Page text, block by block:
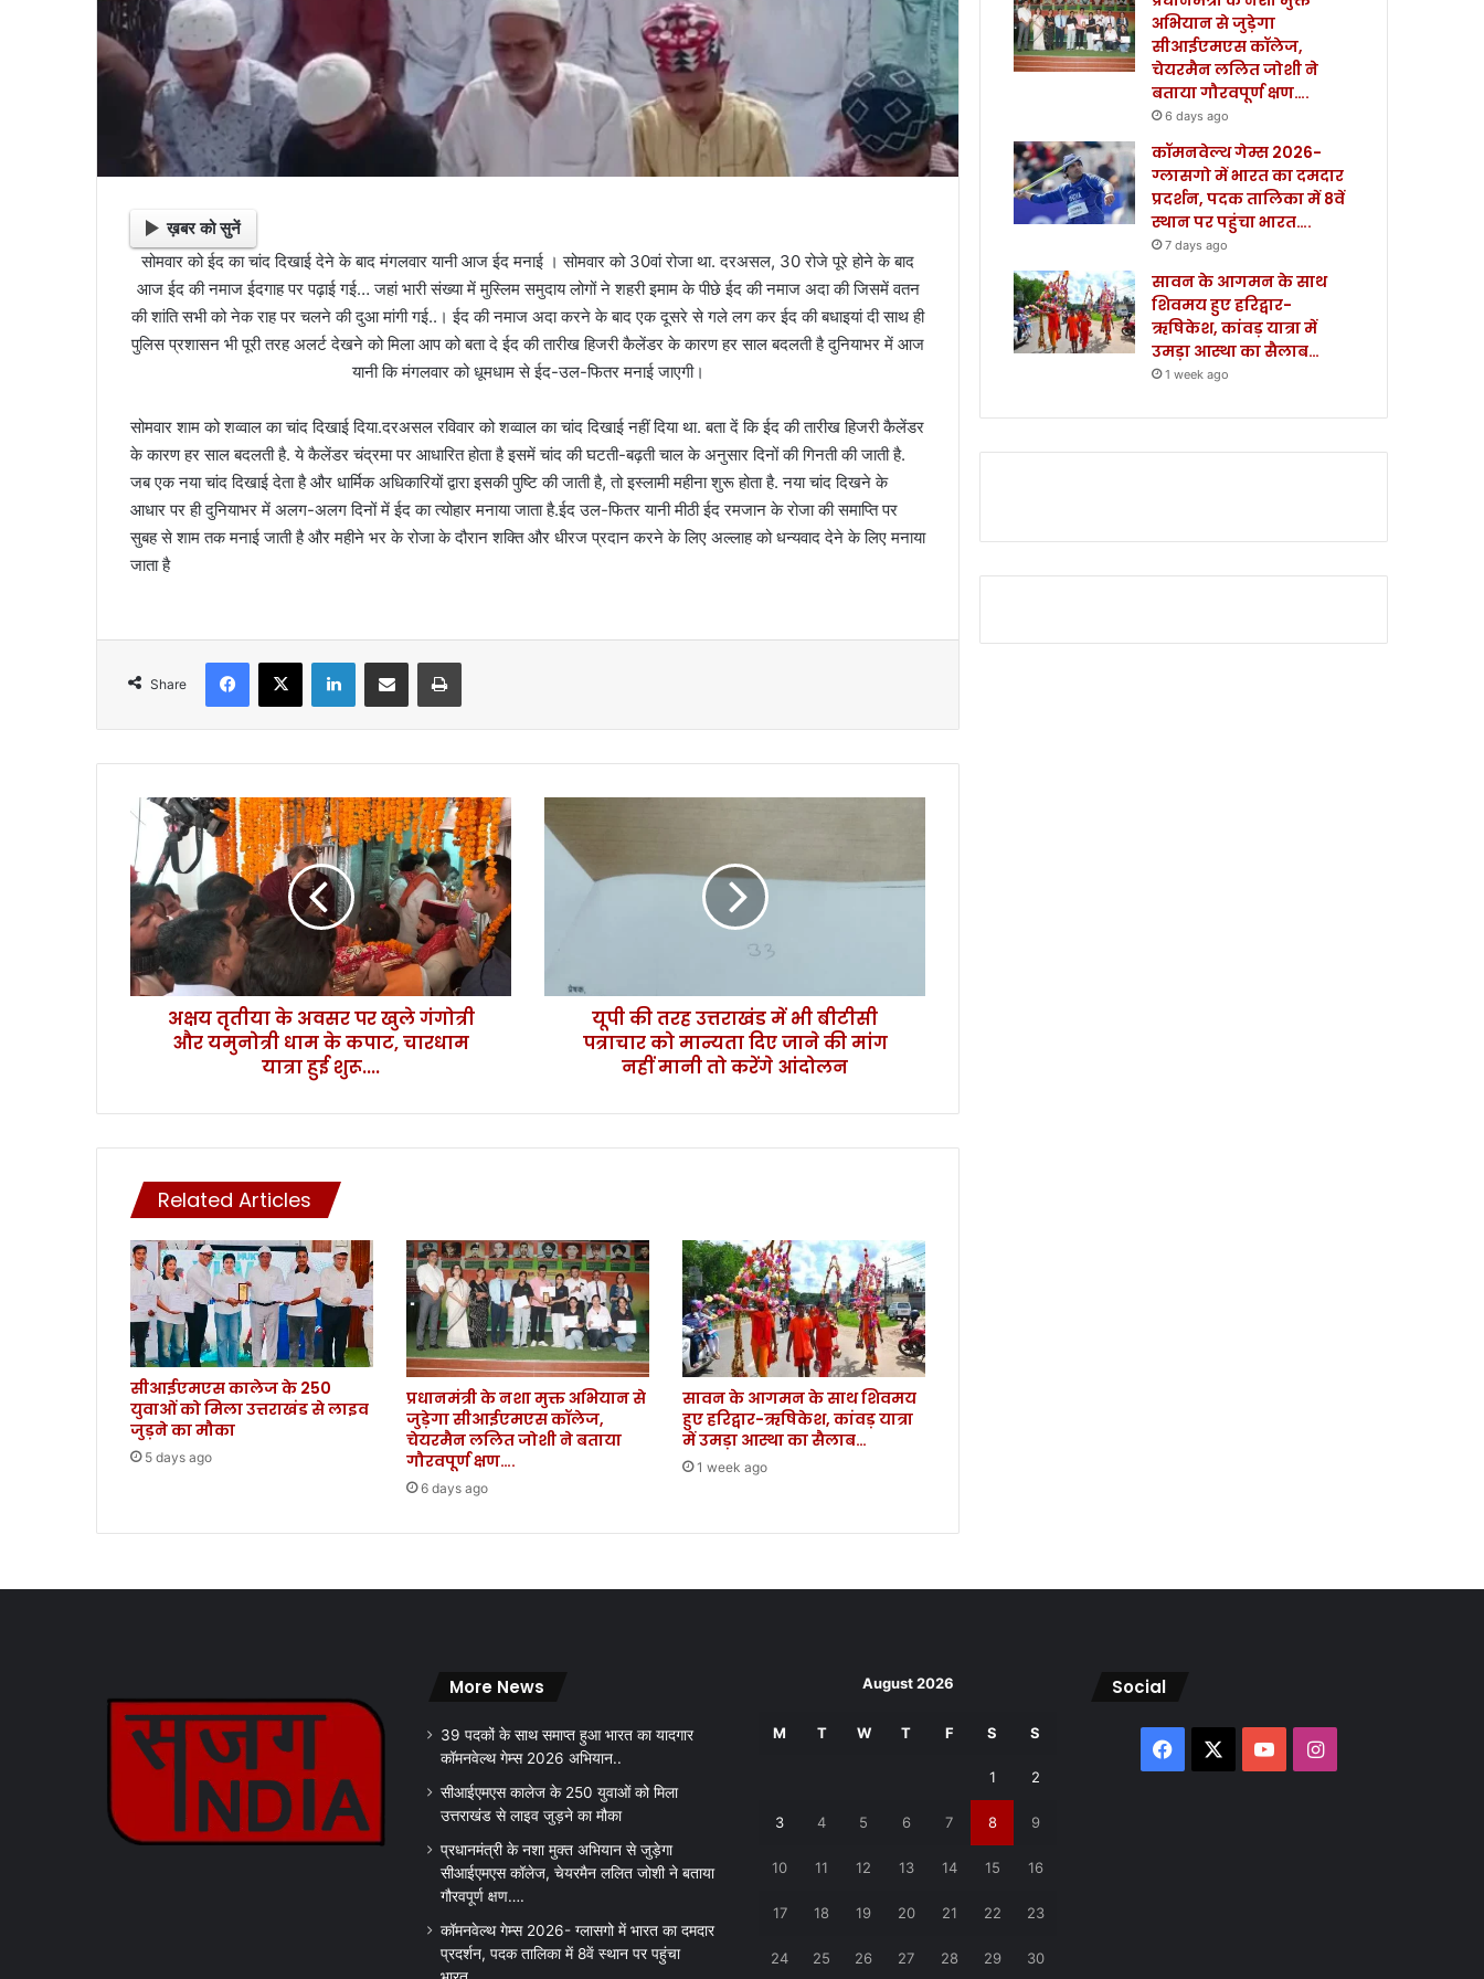
ख़बर को सुनें
सोमवार को ईद का चांद दिखाई देने के बाद मंगलवार यानी आज ईद मनाई । सोमवार को 30वां रोजा था. दरअसल, 30 रोजे पूरे होने के बाद
आज ईद की नमाज ईदगाह पर पढ़ाई गई… जहां भारी संख्या में मुस्लिम समुदाय लोगों ने शहरी इमाम के पीछे ईद की नमाज अदा की जिसमें वतन
की शांति सभी को नेक राह पर चलने की दुआ मांगी गई..। ईद की नमाज अदा करने के बाद एक दूसरे से गले लग कर ईद की बधाइयां दी साथ ही
पुलिस प्रशासन भी पूरी तरह अलर्ट देखने को मिला आप को बता दे ईद की तारीख हिजरी कैलेंडर के कारण हर साल बदलती है दुनियाभर में आज
यानी कि मंगलवार को धूमधाम से ईद-उल-फितर मनाई जाएगी।
सोमवार शाम को शव्वाल का चांद दिखाई दिया.दरअसल रविवार को शव्वाल का चांद दिखाई नहीं दिया था. बता दें कि ईद की तारीख हिजरी कैलेंडर
के कारण हर साल बदलती है. ये कैलेंडर चंद्रमा पर आधारित होता है इसमें चांद की घटती-बढ़ती चाल के अनुसार दिनों की गिनती की जाती है.
जब एक नया चांद दिखाई देता है और धार्मिक अधिकारियों द्वारा इसकी पुष्टि की जाती है, तो इस्लामी महीना शुरू होता है. नया चांद दिखने के
आधार पर ही दुनियाभर में अलग-अलग दिनों में ईद का त्योहार मनाया जाता है.ईद उल-फितर यानी मीठी ईद रमजान के रोजा की समाप्ति पर
सुबह से शाम तक मनाई जाती है और महीने भर के रोजा के दौरान शक्ति और धीरज प्रदान करने के लिए अल्लाह को धन्यवाद देने के लिए मनाया
जाता है
Share
अ
क्ष
य
तृ
या
के
अ
व
खु
त्री
र
य
मु
नो
त्री
धा
म
के
क
पा
शु
रू
अक्षय तृतीया के अवसर पर खुले गंगोत्री
और यमुनोत्री धाम के कपाट, चारधाम
यात्रा हुई शुरू....
पी
रा
बी
र
को
मा
न्य
ता
दि
जा
ने
दो
ल
न
यूपी की तरह उत्तराखंड में भी बीटीसी
पत्राचार को मान्यता दिए जाने की मांग
नहीं मानी तो करेंगे आंदोलन
Related Articles
सीआईएमएस कालेज के 250
युवाओं को मिला उत्तराखंड से लाइव
जुड़ने का मौका
5 days ago
प्रधानमंत्री के नशा मुक्त अभियान से
जुड़ेगा सीआईएमएस कॉलेज,
चेयरमैन ललित जोशी ने बताया
गौरवपूर्ण क्षण….
6 days ago
सावन के आगमन के साथ शिवमय
हुए हरिद्वार-ऋषिकेश, कांवड़ यात्रा
में उमड़ा आस्था का सैलाब…
1 week ago
अभियान से जुड़ेगा
सीआईएमएस कॉलेज,
चेयरमैन ललित जोशी ने
बताया गौरवपूर्ण क्षण….
6 days ago
कॉमनवेल्थ गेम्स 2026-
ग्लासगो में भारत का दमदार
प्रदर्शन, पदक तालिका में 8वें
स्थान पर पहुंचा भारत….
7 days ago
सावन के आगमन के साथ
शिवमय हुए हरिद्वार-
ऋषिकेश, कांवड़ यात्रा में
उमड़ा आस्था का सैलाब…
1 week ago
More News
39 पदकों के साथ समाप्त हुआ भारत का यादगार
कॉमनवेल्थ गेम्स 2026 अभियान..
सीआईएमएस कालेज के 250 युवाओं को मिला
उत्तराखंड से लाइव जुड़ने का मौका
प्रधानमंत्री के नशा मुक्त अभियान से जुड़ेगा
सीआईएमएस कॉलेज, चेयरमैन ललित जोशी ने बताया
गौरवपूर्ण क्षण….
कॉमनवेल्थ गेम्स 2026- ग्लासगो में भारत का दमदार
प्रदर्शन, पदक तालिका में 8वें स्थान पर पहुंचा
August 2026
M T W T F S S
1 2
3 4 5 6 7 8 9
10 11 12 13 14 15 16
17 18 19 20 21 22 23
24 25 26 27 28 29 30
Social
Facebook YouTubeInstagram